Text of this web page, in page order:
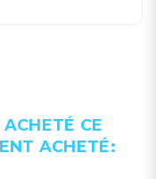
CE
ACHETÉ: